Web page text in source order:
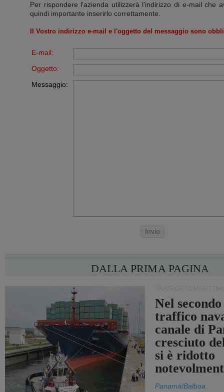
Per rispondere l'azienda utilizzerà l'indirizzo di e-mail che
quindi importante inserirlo correttamente.
Il Vostro indirizzo e-mail e l'oggetto del messaggio sono
E-mail:
Oggetto:
Messaggio:
Invio
DALLA PRIMA PAGINA
Nel
traffico
canale di
cresciuto
si è ridotto
Panamá/Balboa